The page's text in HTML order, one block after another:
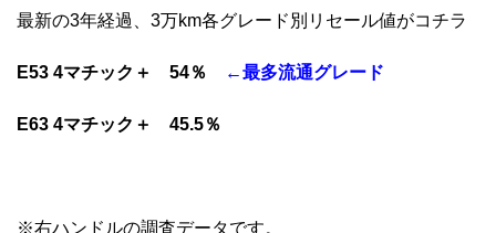
最新の3年経過、3万km各グレード別リセール値がコチラ
E53 4マチック＋ 54％ ←最多流通グレード
E63 4マチック＋ 45.5％
※右ハンドルの調査データです。